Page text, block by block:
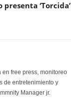
presenta ‘Torcida’
free press, monitoreo
de entretenimiento y
Manager jr.